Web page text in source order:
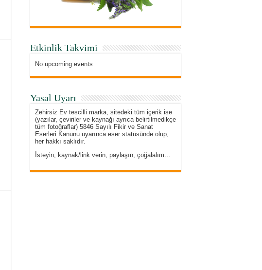
Etkinlik Takvimi
No upcoming events
Yasal Uyarı
Zehirsiz Ev tescilli marka, sitedeki tüm içerik ise
(yazılar, çeviriler ve kaynağı ayrıca belirtilmedikçe
tüm fotoğraflar) 5846 Sayılı Fikir ve Sanat
Eserleri Kanunu uyarınca eser statüsünde olup,
her hakkı saklıdır.
İsteyin, kaynak/link verin, paylaşın, çoğalalım…